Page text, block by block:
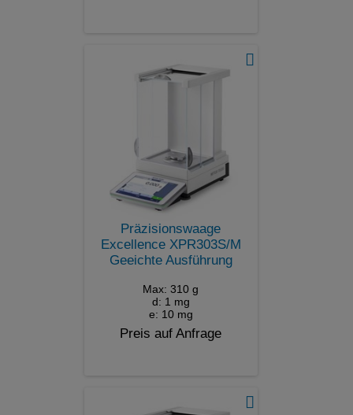
Präzisionswaage
Excellence XPR303S/M
Geeichte Ausführung
Max: 310 g
d: 1 mg
e: 10 mg
Preis auf Anfrage